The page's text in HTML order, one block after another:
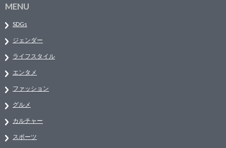
MENU
SDGs
ジェンダー
ライフスタイル
エンタメ
ファッション
グルメ
カルチャー
スポーツ